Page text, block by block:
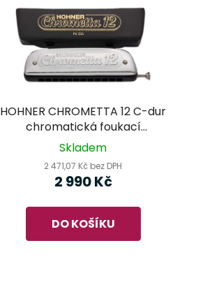
HOHNER CHROMETTA 12 C-dur
chromatická foukací
harmonika
Skladem
2 471,07 Kč bez DPH
2 990 Kč
DO KOŠÍKU